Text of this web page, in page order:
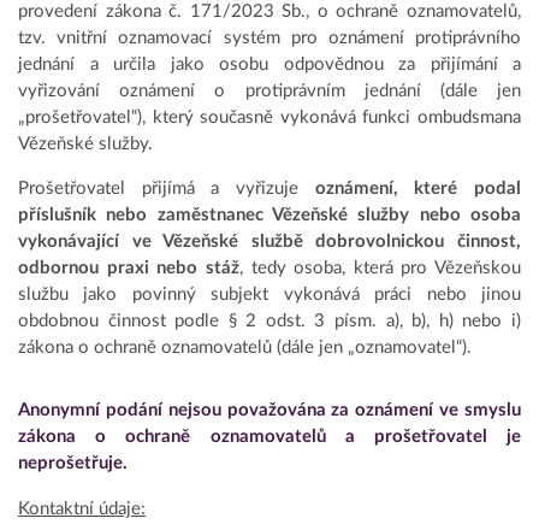
provedení zákona č. 171/2023 Sb., o ochraně oznamovatelů,
tzv. vnitřní oznamovací systém pro oznámení protiprávního
jednání a určila jako osobu odpovědnou za přijímání a
vyřizování oznámení o protiprávním jednání (dále jen
„prošetřovatel“), který současně vykonává funkci ombudsmana
Vězeňské služby.
Prošetřovatel přijímá a vyřizuje oznámení, které podal
příslušník nebo zaměstnanec Vězeňské služby nebo osoba
vykonávající ve Vězeňské službě dobrovolnickou činnost,
odbornou praxi nebo stáž, tedy osoba, která pro Vězeňskou
službu jako povinný subjekt vykonává práci nebo jinou
obdobnou činnost podle § 2 odst. 3 písm. a), b), h) nebo i)
zákona o ochraně oznamovatelů (dále jen „oznamovatel“).
Anonymní podání nejsou považována za oznámení ve smyslu
zákona o ochraně oznamovatelů a prošetřovatel je
neprošetřuje.
Kontaktní údaje: